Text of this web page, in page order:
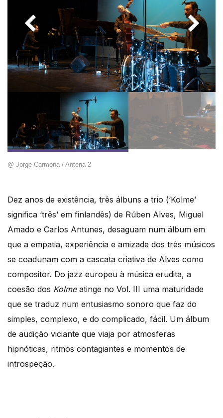
@ Jorge Carmona / Antena 2
Dez anos de existência, três álbuns a trio (‘Kolme’
significa ‘três’ em finlandês) de Rúben Alves, Miguel
Amado e Carlos Antunes, desaguam num álbum em
que a empatia, experiência e amizade dos três músicos
se coadunam com a cascata criativa de Alves como
compositor. Do jazz europeu à música erudita, a
coesão dos Kolmeatinge no Vol. III uma maturidade
que se traduz num entusiasmo sonoro que faz do
simples, complexo, e do complicado, fácil. Um álbum
de audição viciante que viaja por atmosferas
hipnóticas, ritmos contagiantes e momentos de
introspeção.